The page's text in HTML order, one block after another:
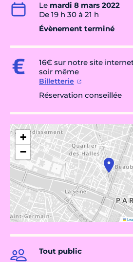
Le mardi 8 mars 2022
De 19 h 30 à 21 h
Évènement terminé
16€ sur notre site
soir même
Billetterie
Réservation conseillée
+
−
Tout public